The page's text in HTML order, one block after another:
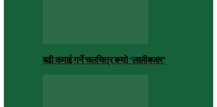
बढी कमाई गर्ने चलचित्र बन्यो ‘लालीबजार’